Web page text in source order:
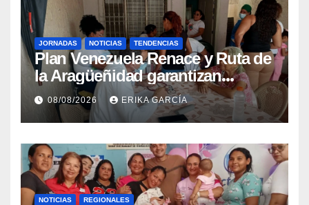
JORNADAS NOTICIAS TENDENCIAS
Plan Venezuela Renace y Ruta de
la Aragüeñidad garantizan
atención médica integral en
Aragua
08/08/2026 ERIKA GARCÍA
NOTICIAS REGIONALES